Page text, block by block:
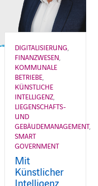
DIGITALISIERUNG
FINANZWESEN
KOMMUNALE
BETRIEBE
KÜNSTLICHE
INTELLIGENZ
LIEGENSCHAFTS-
UND
GEBÄUDEMANAGEMENT,
SMART
GOVERNMENT
Mit
Künstlicher
Intelligenz